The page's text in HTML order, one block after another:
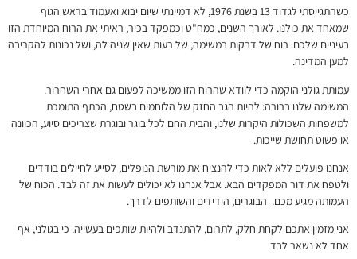
כשהתגייסתי לגדוד 13 בשנת 1976, לא דמיינתי שיום יבוא ואעמוד בראש הגוף
שמאחד את כולנו. לאורך השנים, כמח"ט וכמפקד בכיר, ראיתי את הרוח המיוחדת הזו
בעיניים שלכם. רוח של דבקות במשימה, של רעות שאין שניה לה, ושל נכונות להקריבה
למען המדינה.
עמותת גולני הוקמה כדי לוודא שהרוח הזו ממשיכה לפעום גם אחרי השחרור.
המשימה שלנו ברורה: להיות הגב החזק של הלוחמים בשטח, הכתף התומכת
למשפחות השכולות היקרות שלנו, והבית החם לכל בוגר ובוגרת שצריכים סיוע, הכוונה
או פשוט תחושת שייכות.
אנחנו פועלים ללא לאות כדי להנציח את מורשת הנופלים, לסייע לחיילים בודדים
ולטפח את דור המפקדים הבא. אבל אנחנו לא יכולים לעשות את זה לבד. הכוח של
העמותה מגיע מכם. הבוגרים, הידידים והשותפים לדרך.
אני מזמין אתכם לקחת חלק, לתרום, להתנדב ולהיות שותפים בעשייה. כי בגולני, אף
אחד לא נשאר לבד.